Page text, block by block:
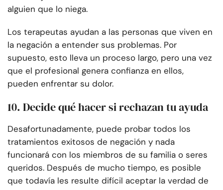
alguien que lo niega.
Los terapeutas ayudan a las personas que viven en
la negación a entender sus problemas. Por
supuesto, esto lleva un proceso largo, pero una vez
que el profesional genera confianza en ellos,
pueden enfrentar su dolor.
10. Decide qué hacer si rechazan tu ayuda
Desafortunadamente, puede probar todos los
tratamientos exitosos de negación y nada
funcionará con los miembros de su familia o seres
queridos. Después de mucho tiempo, es posible
que todavía les resulte difícil aceptar la verdad de